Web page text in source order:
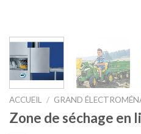
ACCUEIL / GRAND
Zone de séchage en